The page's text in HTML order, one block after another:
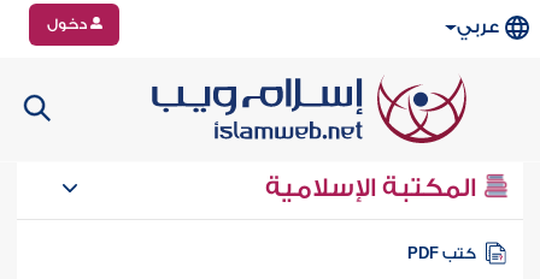
عربي دخول
المكتبة الإسلامية